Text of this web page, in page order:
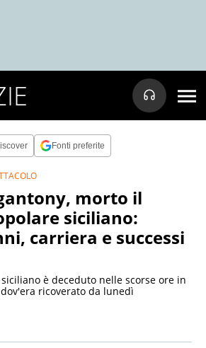
Fonti preferite
morto il
siciliano:
carriera e successi
è deceduto nelle scorse ore in
ricoverato da lunedì